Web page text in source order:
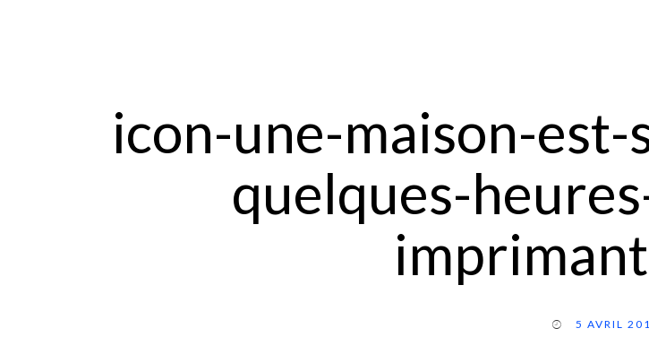
icon-une-maison-
quelques-
5 AVRIL